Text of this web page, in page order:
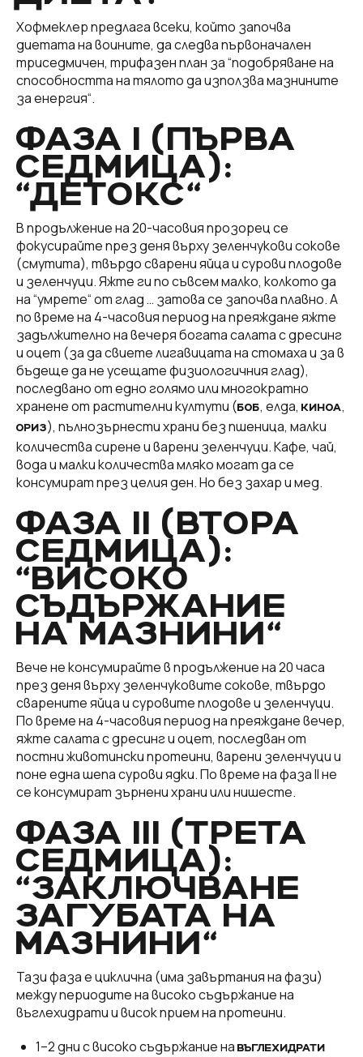
Хофмеклер предлага всеки, който започва
диетата на воините, да следва първоначален
триседмичен, трифазен план за “подобряване на
способността на тялото да използва мазнините
за енергия“.
ФАЗА I (ПЪРВА
СЕДМИЦА):
“ДЕТОКС“
В продължение на 20-часовия прозорец се
фокусирайте през деня върху зеленчукови сокове
(смутита), твърдо сварени яйца и сурови плодове
и зеленчуци. Яжте ги по съвсем малко, колкото да
на “умрете“ от глад … затова се започва плавно. А
по време на 4-часовия период на преяждане яжте
задължително на вечеря богата салата с дресинг
и оцет (за да свиете лигавицата на стомаха и за в
бъдеще да не усещате физиологичния глад),
последвано от едно голямо или многократно
хранене от растителни култути ( БОБ, елда, КИНОА,
ОРИЗ), пълнозърнести храни без пшеница, малки
количества сирене и варени зеленчуци. Кафе, чай,
вода и малки количества мляко могат да се
консумират през целия ден. Но без захар и мед.
ФАЗА II (ВТОРА
СЕДМИЦА):
“ВИСОКО
СЪДЪРЖАНИЕ
НА МАЗНИНИ“
Вече не консумирайте в продължение на 20 часа
през деня върху зеленчуковите сокове, твърдо
сварените яйца и суровите плодове и зеленчуци.
По време на 4-часовия период на преяждане вечер,
яжте салата с дресинг и оцет, последван от
постни животински протеини, варени зеленчуци и
поне една шепа сурови ядки. По време на фаза II не
се консумират зърнени храни или нишесте.
ФАЗА III (ТРЕТА
СЕДМИЦА):
“ЗАКЛЮЧВАНЕ
ЗАГУБАТА НА
МАЗНИНИ“
Тази фаза е циклична (има завъртания на фази)
между периодите на високо съдържание на
въглехидрати и висок прием на протеини.
1–2 дни с високо съдържание на ВЪГЛЕХИДРАТИ